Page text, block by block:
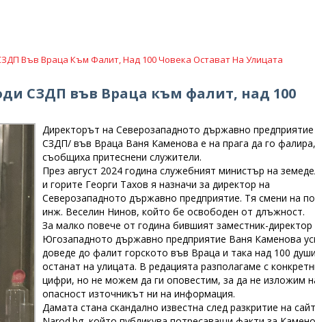
Във Враца Към Фалит, Над 100 Човека Остават На Улицата
СЗДП във Враца към фалит, над 100
Директорът на Северозападното държавно
СЗДП/ във Враца Ваня Каменова е на прага да го фалира,
съобщиха притеснени служители.
През август 2024 година служебният министър на
и горите Георги Тахов я назначи за директор на
Северозападното държавно предприятие. Тя смени на
инж. Веселин Нинов, който бе освободен от длъжност.
За малко повече от година бившият заместник-директор
Югозападното държавно предприятие Ваня Каменова
доведе до фалит горското във Враца и така над 100
останат на улицата. В редацията разполагаме с
цифри, но не можем да ги оповестим, за да не изложим
опасност източникът ни на информация.
Дамата стана скандално известна след разкритие на